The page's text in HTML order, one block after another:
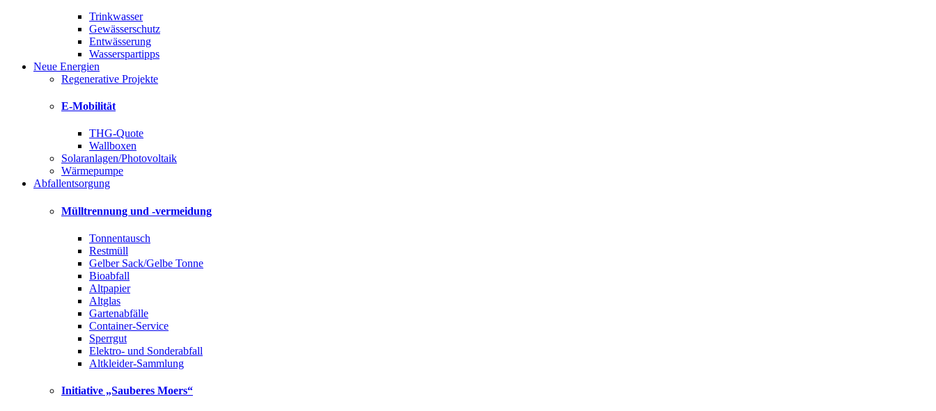
Trinkwasser
Gewässerschutz
Entwässerung
Wasserspartipps
Neue Energien
Regenerative Projekte
E-Mobilität
THG-Quote
Wallboxen
Solaranlagen/Photovoltaik
Wärmepumpe
Abfallentsorgung
Mülltrennung und -vermeidung
Tonnentausch
Restmüll
Gelber Sack/Gelbe Tonne
Bioabfall
Altpapier
Altglas
Gartenabfälle
Container-Service
Sperrgut
Elektro- und Sonderabfall
Altkleider-Sammlung
Initiative „Sauberes Moers“